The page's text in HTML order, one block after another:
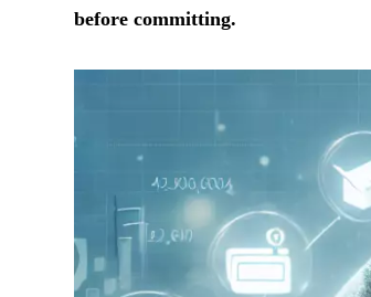
before committing.